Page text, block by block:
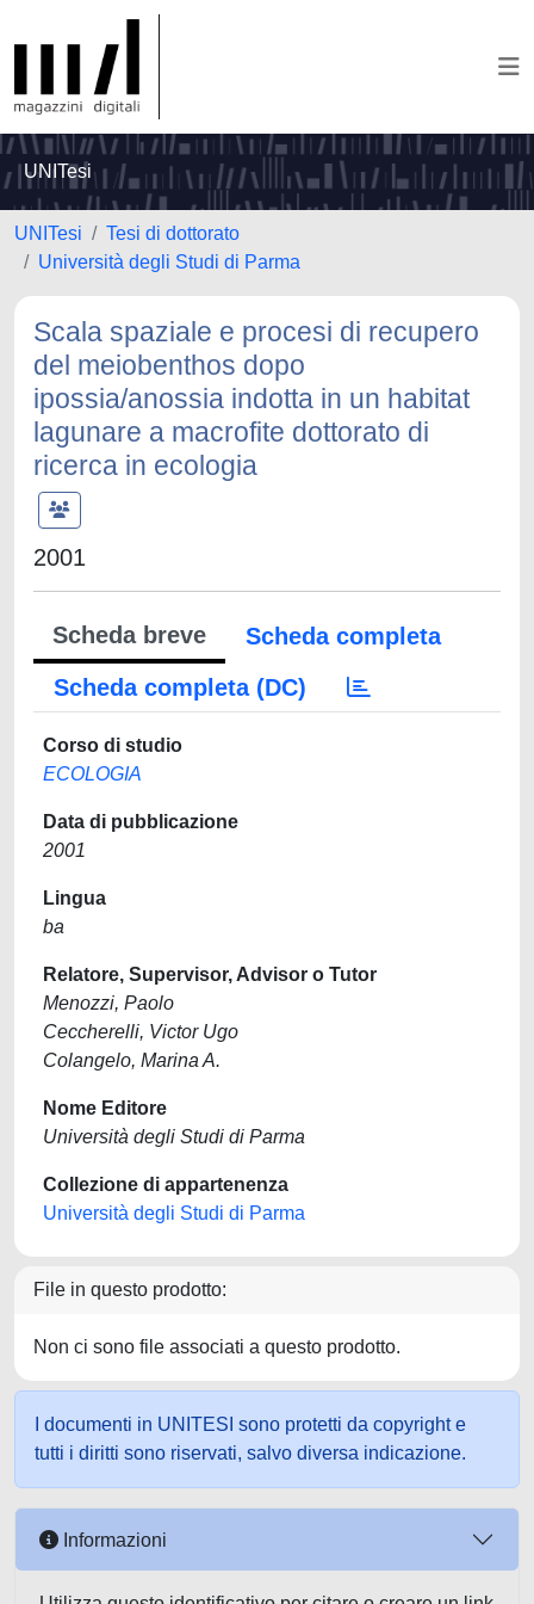
UNITesi
UNITesi
Tesi di dottorato
Università degli Studi di Parma
Scala spaziale e procesi di recupero
del meiobenthos dopo
ipossia/anossia indotta in un habitat
lagunare a macrofite dottorato di
ricerca in ecologia
2001
Scheda breve
Scheda completa
Scheda completa (DC)
Corso di studio
ECOLOGIA
Data di pubblicazione
2001
Lingua
ba
Relatore, Supervisor, Advisor o Tutor
Menozzi, Paolo
Ceccherelli, Victor Ugo
Colangelo, Marina A.
Nome Editore
Università degli Studi di Parma
Collezione di appartenenza
Università degli Studi di Parma
File in questo prodotto:
Non ci sono file associati a questo prodotto.
I documenti in UNITESI sono protetti da copyright e
tutti i diritti sono riservati, salvo diversa indicazione.
Informazioni